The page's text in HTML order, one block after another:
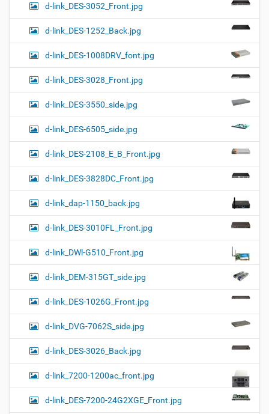
d-link_DES-3052_Front.jpg
d-link_DES-1252_Back.jpg
d-link_DES-1008DRV_font.jpg
d-link_DES-3028_Front.jpg
d-link_DES-3550_side.jpg
d-link_DES-6505_side.jpg
d-link_DES-2108_E_B_Front.jpg
d-link_DES-3828DC_Front.jpg
d-link_dap-1150_back.jpg
d-link_DES-3010FL_Front.jpg
d-link_DWl-G510_Front.jpg
d-link_DEM-315GT_side.jpg
d-link_DES-1026G_Front.jpg
d-link_DVG-7062S_side.jpg
d-link_DES-3026_Back.jpg
d-link_7200-1200ac_front.jpg
d-link_DES-7200-24G2XGE_Front.jpg